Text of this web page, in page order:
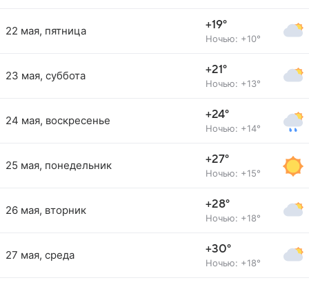
22 мая, пятница +19°
Ночью: +10°
23 мая, суббота +21°
Ночью: +13°
24 мая, воскресенье +24°
Ночью: +14°
25 мая, понедельник +27°
Ночью: +15°
26 мая, вторник +28°
Ночью: +18°
27 мая, среда +30°
Ночью: +18°